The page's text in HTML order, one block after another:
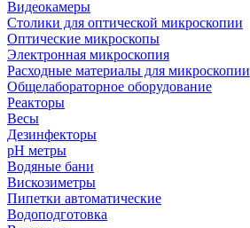
Видеокамеры
Столики для оптической микроскопии
Оптические микроскопы
Электронная микроскопия
Расходные материалы для микроскопии
Общелабораторное оборудование
Реакторы
Весы
Дезинфекторы
рН метры
Водяные бани
Вискозиметры
Пипетки автоматические
Водоподготовка